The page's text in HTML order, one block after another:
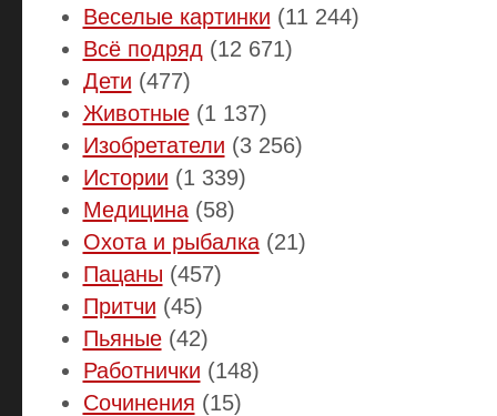
Веселые картинки (11 244)
Всё подряд (12 671)
Дети (477)
Животные(1 137)
Изобретатели (3 256)
Истории (1 339)
Медицина(58)
Охота и рыбалка(21)
Пацаны (457)
Притчи (45)
Пьяные(42)
Работнички (148)
Сочинения (15)